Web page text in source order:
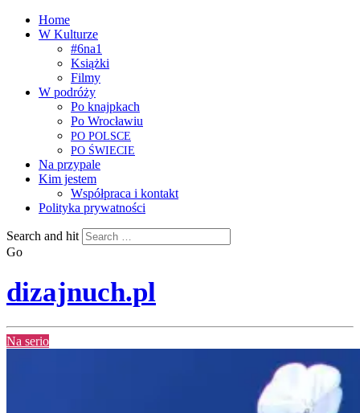
Home
W Kulturze
#6na1
Książki
Filmy
W podróży
Po knajpkach
Po Wrocławiu
PO POLSCE
PO ŚWIECIE
Na przypale
Kim jestem
Współpraca i kontakt
Polityka prywatności
Search and hit
Go
dizajnuch.pl
Na serio